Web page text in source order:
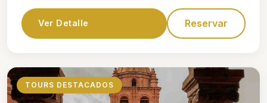
Ver Detalle Reservar
TOURS DESTACADOS